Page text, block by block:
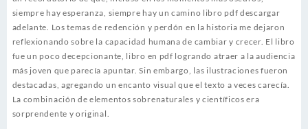
siempre hay esperanza, siempre hay un camino libro pdf descargar
adelante. Los temas de redención y perdón en la historia me dejaron
reflexionando sobre la capacidad humana de cambiar y crecer. El libro
fue un poco decepcionante, libro en pdf logrando atraer a la audiencia
más joven que parecía apuntar. Sin embargo, las ilustraciones fueron
destacadas, agregando un encanto visual que el texto a veces carecía.
La combinación de elementos sobrenaturales y científicos era
sorprendente y original.